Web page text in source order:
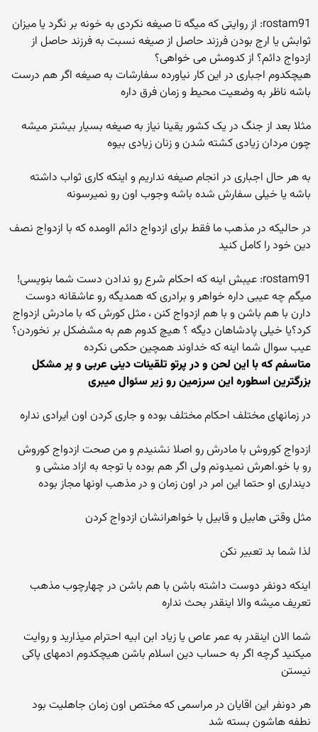
rostam91: از روایتی که میگه تا صیغه نکردی به خونه بر نگرد یا میزان
ثوابش یا ارج بودن فرزند حاصل از صیغه نسبت به فرزند حاصل از
ازدواج دائم؟ از کدومش می خواهی؟
هیچکدوم اجباری در این کار نیاورده سفارشات به صیغه اگر هم درست
باشه ناظر به وضعیت محیط و زمان فرق داره
مثلا بعد از جنگ در یک کشور یقینا نیاز به صیغه بسیار بیشتر میشه
چون مردان زیادی کشته شدن و زنان زیادی بیوه
به هر حال اجباری در انجام صیغه نداریم و اینکه کاری ثواب داشته
باشه یا خیلی سفارش شده باشه وجوب اون رو نمیرسونه
در حالیکه در مذهب ما فقط برای ازدواج دائم ااومده که با ازدواج نصف
دین خود را کامل کنید
rostam91: عیبش اینه که احکام شرع رو ندادن دست شما بنویسی!
میگم چه عیبی داره خواهر و برادری که همدیگه رو عاشقانه دوست
دارن با هم باشن و با هم ازدواج کنن ، مثل کورش که با مادرش ازدواج
کرد؟یا خیلی پادشاهان دیگه ؟ هیچ کدوم هم به مشضکل بر نخوردن؟
عیب سوال شما اینه که خداوند همچین حکمی نکرده
متاسفم که با این لحن و در پرتو تلقینات دینی عربی و پر مشکل
بزرگترین اسطوره این سرزمین رو زیر سئوال میبری
در زمانهای مختلف احکام مختلف بوده و جاری کردن اون ایرادی نداره
ازدواج کوروش با مادرش رو اصلا نشنیدم و من صحت ازدواج کوروش
رو با خو.اهرش نمیدونم ولی اگر هم بوده با توجه به ازاد منشی و
دینداری او حتما این امر در اون زمان و در مذهب اونها مجاز بوده
مثل وقتی هابیل و قابیل با خواهرانشان ازدواج کردن
لذا شما بد تعبیر نکن
اینکه دونفر دوست داشته باشن با هم باشن در چهارچوب مذهب
تعریف میشه والا اینقدر بحث نداره
شما الان اینقدر به عمر عاص یا زیاد ابن ابیه احترام میذارید و روایت
میکنید گرچه اگر به حساب دین اسلام باشن هیچکدوم ادمهای پاکی
نیستن
هر دونفر این اقایان در مراسمی که مختص اون زمان جاهلیت بود
نطفه هاشون بسته شد